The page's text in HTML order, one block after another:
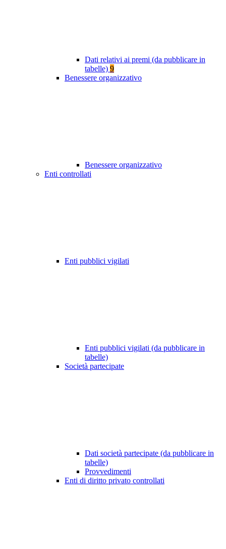
Dati relativi ai premi (da pubblicare in
tabelle) 9
Benessere organizzativo
Benessere organizzativo
Enti controllati
Enti pubblici vigilati
Enti pubblici vigilati (da pubblicare in
tabelle)
Società partecipate
Dati società partecipate (da pubblicare in
tabelle)
Provvedimenti
Enti di diritto privato controllati